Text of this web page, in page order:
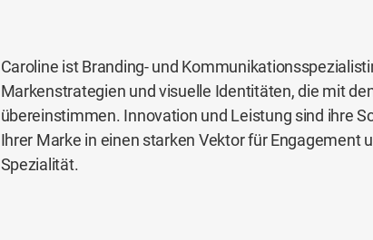
Caroline ist Branding- und
Markenstrategien und visuelle Identitäten, die mit
übereinstimmen. Innovation und Leistung sind ihre
Ihrer Marke in einen starken Vektor für Engagement
Spezialität.